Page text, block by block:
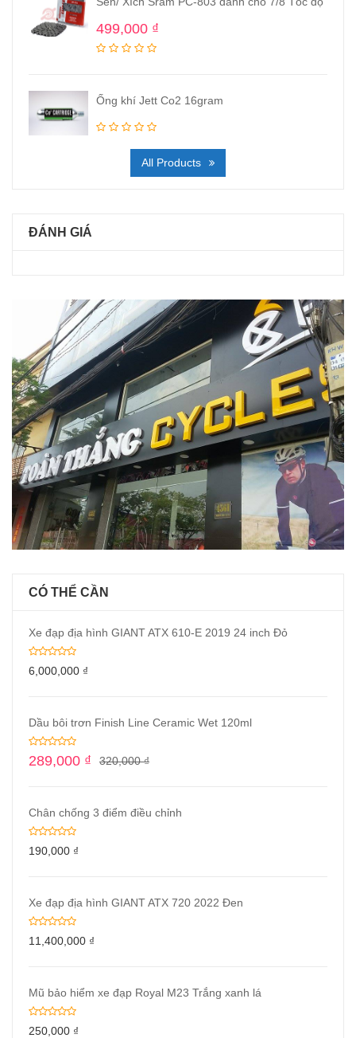
499,000 ₫
Ống khí Jett Co2 16gram
All Products
ĐÁNH GIÁ
CÓ THỂ CẦN
Xe đạp địa hình GIANT ATX 610-E 2019 24 inch Đỏ
6,000,000 ₫
Dầu bôi trơn Finish Line Ceramic Wet 120ml
320,000₫
289,000 ₫
Chân chống 3 điểm điều chỉnh
190,000 ₫
Xe đạp địa hình GIANT ATX 720 2022 Đen
11,400,000 ₫
Mũ bảo hiểm xe đạp Royal M23 Trắng xanh lá
250,000 ₫